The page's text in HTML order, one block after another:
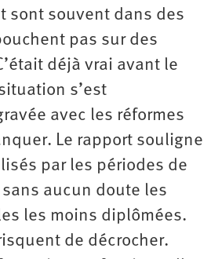
sont souvent dans des
pas sur des
déjà vrai avant le
s’est
avec les réformes
Le rapport souligne
par les périodes de
aucun doute les
les moins diplômées.
de décrocher.